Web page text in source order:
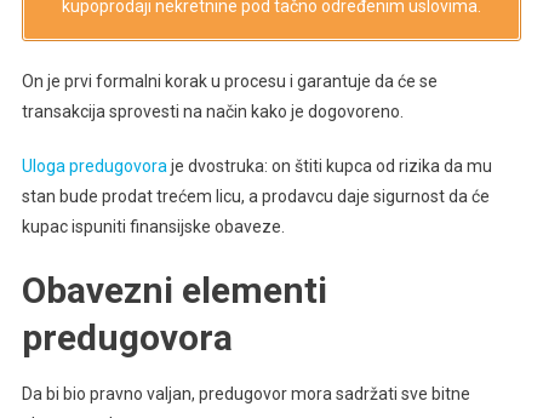
kupoprodaji nekretnine pod tačno određenim uslovima.
On je prvi formalni korak u procesu i garantuje da će se
transakcija sprovesti na način kako je dogovoreno.
Uloga predugovoraje dvostruka: on štiti kupca od rizika da mu
stan bude prodat trećem licu, a prodavcu daje sigurnost da će
kupac ispuniti finansijske obaveze.
Obavezni elementi
predugovora
Da bi bio pravno valjan, predugovor mora sadržati sve bitne